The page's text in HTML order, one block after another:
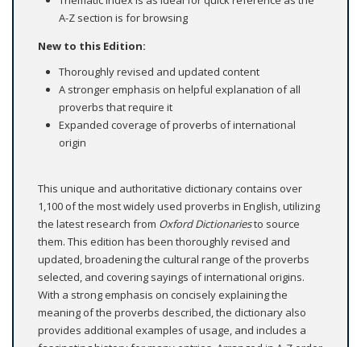
A-Z section is for browsing
New to this Edition:
Thoroughly revised and updated content
A stronger emphasis on helpful explanation of all
proverbs that require it
Expanded coverage of proverbs of international
origin
This unique and authoritative dictionary contains over
1,100 of the most widely used proverbs in English, utilizing
the latest research from Oxford Dictionariesto source
them. This edition has been thoroughly revised and
updated, broadening the cultural range of the proverbs
selected, and covering sayings of international origins.
With a strong emphasis on concisely explaining the
meaning of the proverbs described, the dictionary also
provides additional examples of usage, and includes a